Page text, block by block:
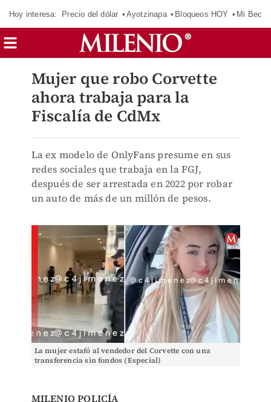
Hoy interesa: Precio del dólar Ayotzinapa Bloqueos HOY Mi Beca
Mujer que robo Corvette
ahora trabaja para la
Fiscalía de CdMx
La ex modelo de OnlyFans presume en sus
redes sociales que trabaja en la FGJ,
después de ser arrestada en 2022 por robar
un auto de más de un millón de pesos.
La mujer estafó al vendedor del Corvette con una
transferencia sin fondos (Especial)
MILENIO POLICÍA